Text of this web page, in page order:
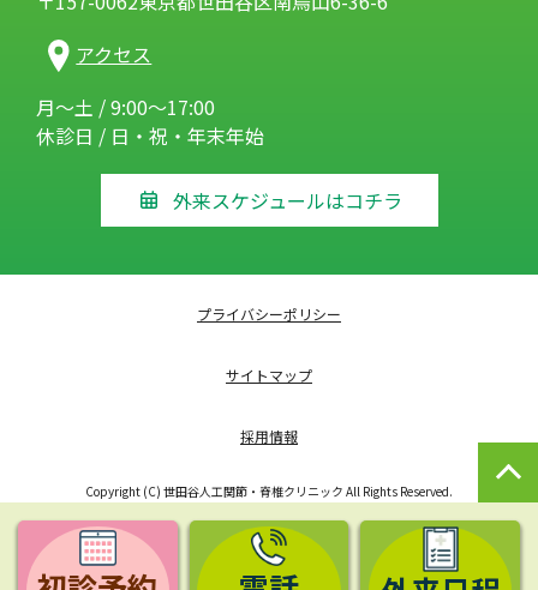
アクセス
月～土 / 9:00～17:00
休診日 / 日・祝・年末年始
外来スケジュールはコチラ
プライバシーポリシー
サイトマップ
採用情報
Copyright (C) 世田谷人工関節・脊椎クリニック All Rights Reserved.